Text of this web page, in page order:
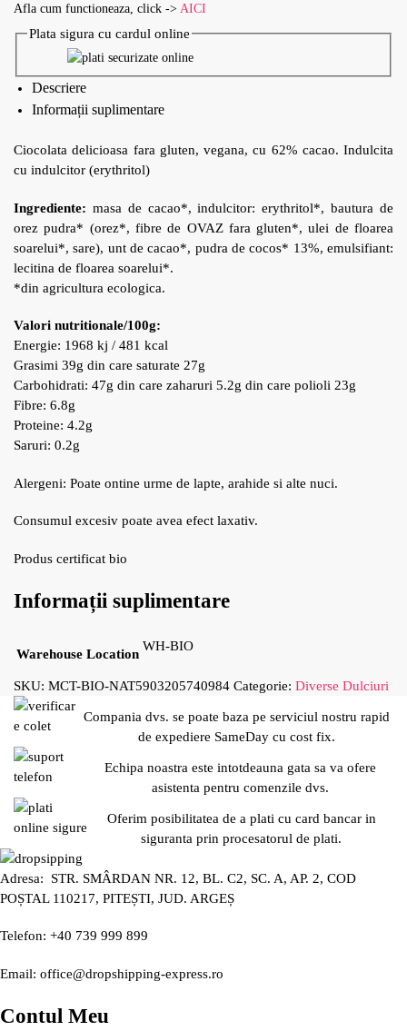
Afla cum functioneaza, click -> AICI
Plata sigura cu cardul online
Descriere
Informații suplimentare
Ciocolata delicioasa fara gluten, vegana, cu 62% cacao. Indulcita
cu indulcitor (erythritol)
Ingrediente: masa de cacao*, indulcitor: erythritol*, bautura de
orez pudra* (orez*, fibre de OVAZ fara gluten*, ulei de floarea
soarelui*, sare), unt de cacao*, pudra de cocos* 13%, emulsifiant:
lecitina de floarea soarelui*.
*din agricultura ecologica.
Valori nutritionale/100g:
Energie: 1968 kj / 481 kcal
Grasimi 39g din care saturate 27g
Carbohidrati: 47g din care zaharuri 5.2g din care polioli 23g
Fibre: 6.8g
Proteine: 4.2g
Saruri: 0.2g
Alergeni: Poate ontine urme de lapte, arahide si alte nuci.
Consumul excesiv poate avea efect laxativ.
Produs certificat bio
Informații suplimentare
Warehouse Location
WH-BIO
SKU: MCT-BIO-NAT5903205740984 Categorie: Diverse Dulciuri
Compania dvs. se poate baza pe serviciul nostru rapid
de expediere SameDay cu cost fix.
Echipa noastra este intotdeauna gata sa va ofere
asistenta pentru comenzile dvs.
Oferim posibilitatea de a plati cu card bancar in
siguranta prin procesatorul de plati.
Adresa: STR. SMÂRDAN NR. 12, BL. C2, SC. A, AP. 2, COD
POȘTAL 110217, PITEȘTI, JUD. ARGEȘ
Telefon: +40 739 999 899
Email: office@dropshipping-express.ro
Contul Meu